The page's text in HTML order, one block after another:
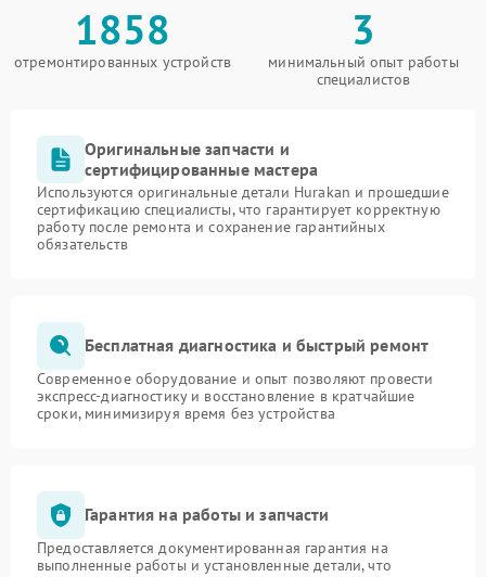
1858
отремонтированных устройств
3
минимальный опыт работы
специалистов
Оригинальные запчасти и
сертифицированные мастера
Используются оригинальные детали Hurakan и прошедшие
сертификацию специалисты, что гарантирует корректную
работу после ремонта и сохранение гарантийных
обязательств
Бесплатная диагностика и быстрый ремонт
Современное оборудование и опыт позволяют провести
экспресс-диагностику и восстановление в кратчайшие
сроки, минимизируя время без устройства
Гарантия на работы и запчасти
Предоставляется документированная гарантия на
выполненные работы и установленные детали, что